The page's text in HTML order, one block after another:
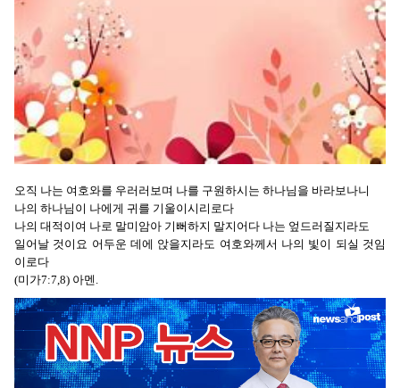
오직 나는 여호와를 우러러보며 나를 구원하시는 하나님을 바라보나니
나의 하나님이 나에게 귀를 기울이시리로다
나의 대적이여 나로 말미암아 기뻐하지 말지어다 나는 엎드러질지라도
일어날 것이요 어두운 데에 앉을지라도 여호와께서 나의 빛이 되실 것임
이로다
(미가7:7,8) 아멘.